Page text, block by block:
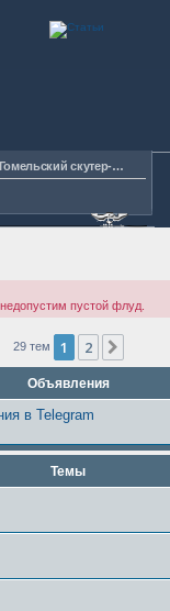
Гомельский скутер-клуб
пустой флуд.
29 тем 1 2
Объявления
в Telegram
Темы